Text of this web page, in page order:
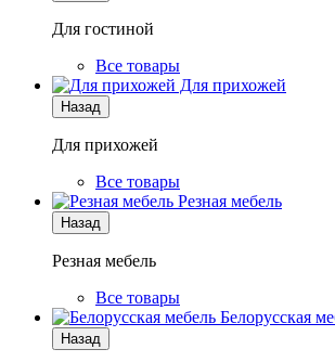
Для гостиной
Все товары
Для прихожей
Назад
Для прихожей
Все товары
Резная мебель
Назад
Резная мебель
Все товары
Белорусская
Назад